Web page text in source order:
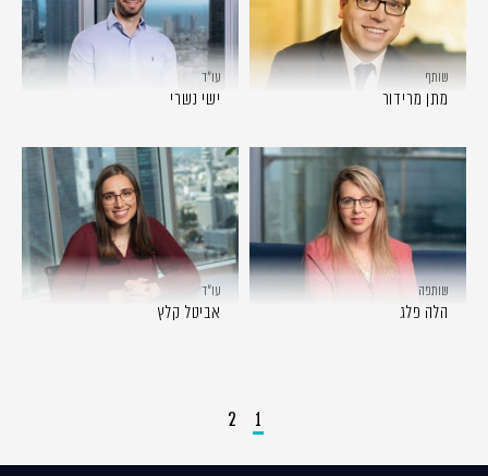
שותף
מתן מרידור
עו״ד
ישי נשרי
שותפה
הלה פלג
עו״ד
אביטל קלץ
1
2